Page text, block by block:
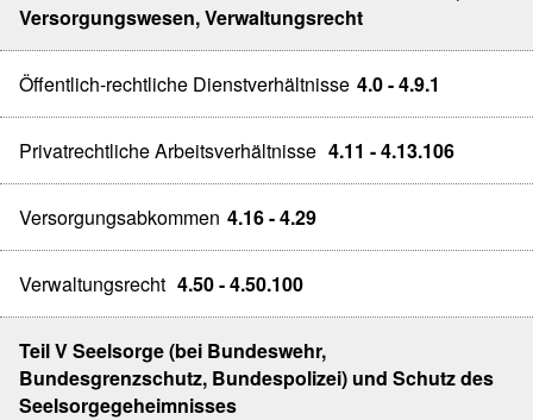
Versorgungswesen, Verwaltungsrecht
Öffentlich-rechtliche Dienstverhältnisse 4.0 - 4.9.1
Privatrechtliche Arbeitsverhältnisse 4.11 - 4.13.106
Versorgungsabkommen 4.16 - 4.29
Verwaltungsrecht 4.50 - 4.50.100
Teil V Seelsorge (bei Bundeswehr,
Bundesgrenzschutz, Bundespolizei) und Schutz des
Seelsorgegeheimnisses